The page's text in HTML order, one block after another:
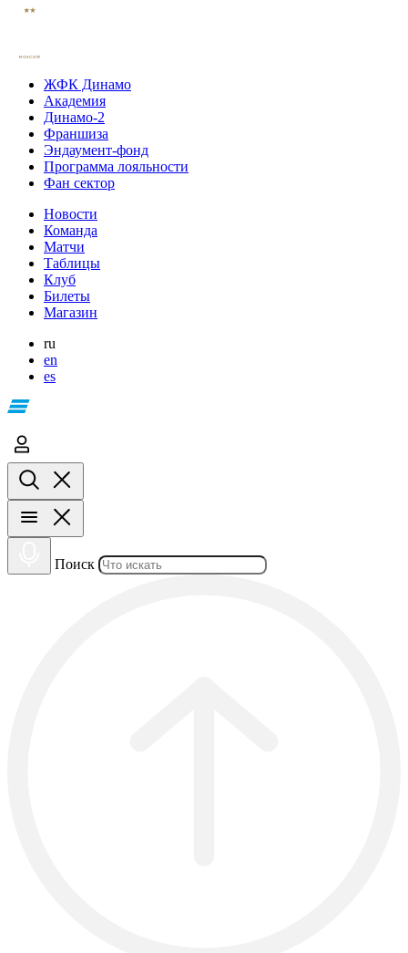
ЖФК Динамо
Академия
Динамо-2
Франшиза
Эндаумент-фонд
Программа лояльности
Фан сектор
Новости
Команда
Матчи
Таблицы
Клуб
Билеты
Магазин
ru
en
es
Поиск